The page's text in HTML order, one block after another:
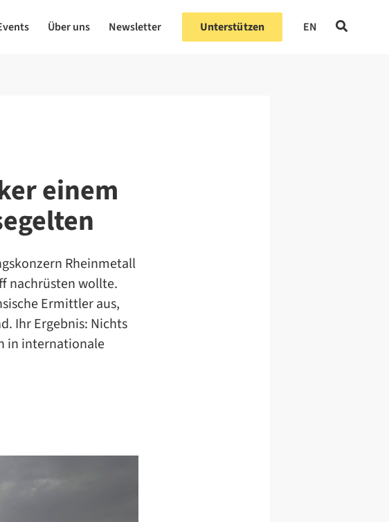
Über uns Newsletter Unterstützen EN
einem
Rheinmetall
nachrüsten wollte.
Ermittler aus,
Ihr Ergebnis: Nichts
in internationale